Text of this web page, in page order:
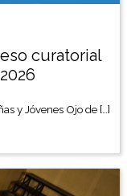
curatorial
y Jóvenes Ojo de […]